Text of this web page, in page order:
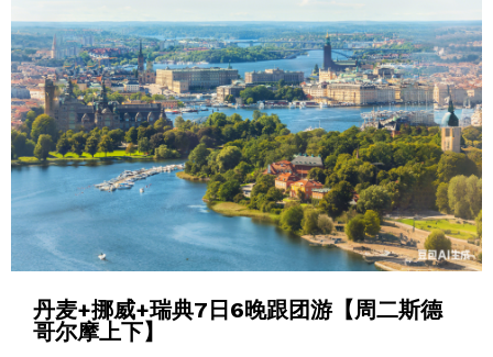
丹麦+挪威+瑞典7日6晚跟团游【周二斯德
哥尔摩上下】